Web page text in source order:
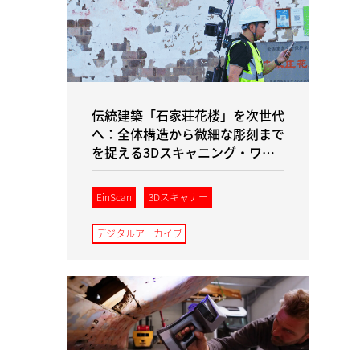
伝統建築「石家荘花楼」を次世代
へ：全体構造から微細な彫刻まで
を捉える3Dスキャニング・ワー
クフロー
EinScan 3Dスキャナー
デジタルアーカイブ